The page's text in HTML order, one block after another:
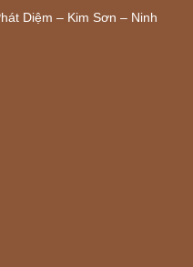
Diệm – Kim Sơn – Ninh